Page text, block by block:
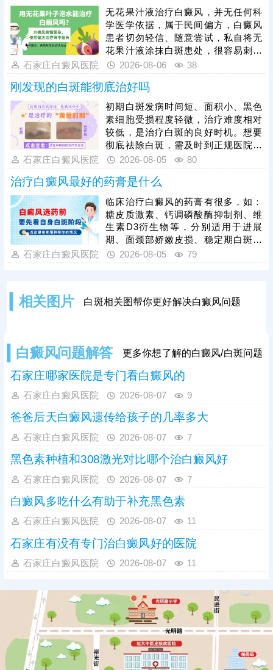
需要结合个人白斑位置、皮肤状态、
体质等情况，严格遵从医嘱，避免不
当用药引发皮肤萎缩、色素异常等副
作用。临床治疗中，初期白癜风采用
卤米松乳膏外用，搭配308准分子激
光照射联合治疗，可内外协同作用，
加速黑色素
无花果汁液治疗白癜风，并无任何科
学医学依据，属于民间偏方，白癜风
患者切勿轻信、随意尝试，私自将无
花果汁液涂抹白斑患处，很容易刺激
脆弱的皮损肌肤，引发过敏、炎症，
病情加重，同时还会耽误正规治疗时
机。临床中308准分子激光、黑色素
种植是治疗白癜风的成熟有效手段，
适配不同病情患者。白癜风恢复周期
较长，患者需摒弃偏方，坚持规范科
学治疗，同时做好日常皮肤防护、作
息饮食调理，稳定病情，助力白斑逐
步复色。
石家庄白癜风医院 2026-08-06 38
刚发现的白斑能彻底治好吗
初期白斑发病时间短、面积小、黑色
素细胞受损程度轻微，治疗难度相对
较低，是治疗白斑的良好时机。想要
彻底祛除白斑，需及时到正规医院检
查确诊，明确发病根源，杜绝偏方、
盲目用药等错误治疗方式，依托科学
对症的治疗手段修复受损黑色素细
胞，从根源解决白斑问题，避免治疗
走弯路、延误病情。同时患者需摒弃
速成治疗心态，白癜风恢复需要周
期，务必坚持规范治疗，白斑消退后
做好巩固治疗，杜绝病情反复。
石家庄白癜风医院 2026-08-05 80
治疗白癜风最好的药膏是什么
临床治疗白癜风的药膏有很多，如：
糖皮质激素、钙调磷酸酶抑制剂、维
生素D3衍生物等，分别适用于进展
期、面颈部娇嫩皮损、稳定期白斑等
不同情况，需根据患者病情对症选
在医生指导下规范使用。单一药膏治
石家庄白癜风医院 2026-08-05 79
相关图片 白斑相关图帮你更好解决白癜风问题
白癜风问题解答 更多你想了解的白癜风/白斑问题
石家庄哪家医院是专门看白癜风的
石家庄白癜风医院 2026-08-07 9
爸爸后天白癜风遗传给孩子的几率多大
石家庄白癜风医院 2026-08-07 7
黑色素种植和308激光对比哪个治白癜风好
石家庄白癜风医院 2026-08-07 7
白癜风多吃什么有助于补充黑色素
石家庄白癜风医院 2026-08-07 11
石家庄有没有专门治白癜风好的医院
石家庄白癜风医院 2026-08-07 11